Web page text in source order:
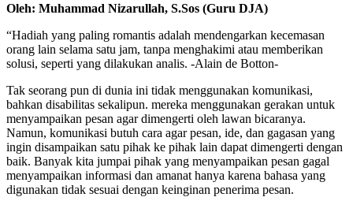
Oleh: Muhammad Nizarullah, S.Sos (Guru DJA)
“Hadiah yang paling romantis adalah mendengarkan kecemasan
orang lain selama satu jam, tanpa menghakimi atau memberikan
solusi, seperti yang dilakukan analis. -Alain de Botton-
Tak seorang pun di dunia ini tidak menggunakan komunikasi,
bahkan disabilitas sekalipun. mereka menggunakan gerakan untuk
menyampaikan pesan agar dimengerti oleh lawan bicaranya.
Namun, komunikasi butuh cara agar pesan, ide, dan gagasan yang
ingin disampaikan satu pihak ke pihak lain dapat dimengerti dengan
baik. Banyak kita jumpai pihak yang menyampaikan pesan gagal
menyampaikan informasi dan amanat hanya karena bahasa yang
digunakan tidak sesuai dengan keinginan penerima pesan.